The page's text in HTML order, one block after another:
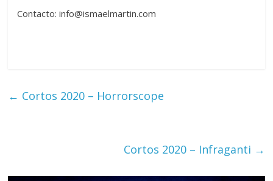
Contacto: info@ismaelmartin.com
← Cortos 2020 – Horrorscope
Cortos 2020 – Infraganti →